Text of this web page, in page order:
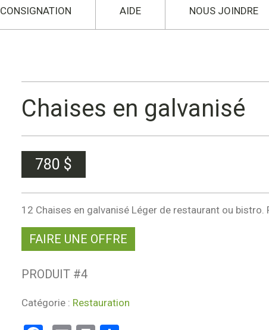
CONSIGNATION AIDE NOUS JOINDRE
Chaises en galvanisé
780 $
12 Chaises en galvanisé Léger de restaurant ou bistro.
FAIRE UNE OFFRE
PRODUIT #4
Catégorie : Restauration